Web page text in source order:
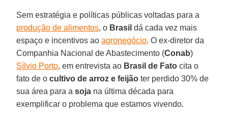
Sem estratégia e políticas públicas voltadas para a
produção de alimentos, o Brasil dá cada vez mais
espaço e incentivos aoagronegócio. O ex-diretor da
Companhia Nacional de Abastecimento (Conab)
Sílvio Porto, em entrevista ao Brasil de Fato cita o
fato de ocultivo de arroz e feijão ter perdido 30% de
sua área para asoja na última década para
exemplificar o problema que estamos vivendo.